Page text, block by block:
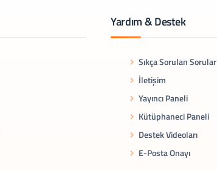
Yardım & Destek
Sıkça Sorulan Sorular
İletişim
Yayıncı Paneli
Kütüphaneci Paneli
Destek Videoları
E-Posta Onayı